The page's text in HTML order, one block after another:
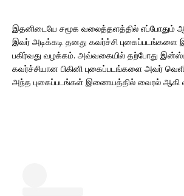
இதனிடையே சமூக வலைத்தளத்தில் எப்போதும்
இவர் அடிக்கடி தனது கவர்ச்சி
பகிர்வது வழக்கம். அவ்வகையில் தற்போது
கவர்ச்சியான பிகினி புகைப்படங்களை அவர்
அந்த புகைப்படங்கள் இணையத்தில் வைரல் ஆகி